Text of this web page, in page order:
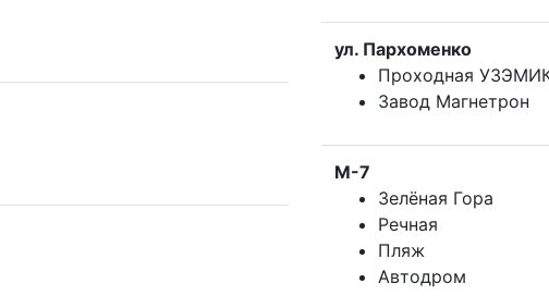
ул. Пархоменко
Проходная
Завод Магнетрон
М-7
Зелёная Гора
Речная
Пляж
Автодром